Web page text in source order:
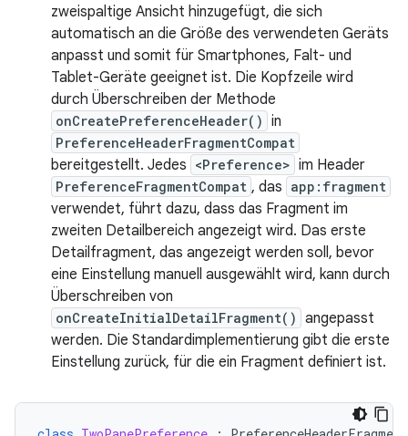
zweispaltige Ansicht hinzugefügt, die sich
automatisch an die Größe des verwendeten Geräts
anpasst und somit für Smartphones, Falt- und
Tablet-Geräte geeignet ist. Die Kopfzeile wird
durch Überschreiben der Methode
onCreatePreferenceHeader() in
PreferenceHeaderFragmentCompat
bereitgestellt. Jedes <Preference> im Header
PreferenceFragmentCompat , das app:fragment
verwendet, führt dazu, dass das Fragment im
zweiten Detailbereich angezeigt wird. Das erste
Detailfragment, das angezeigt werden soll, bevor
eine Einstellung manuell ausgewählt wird, kann durch
Überschreiben von
onCreateInitialDetailFragment() angepasst
werden. Die Standardimplementierung gibt die erste
Einstellung zurück, für die ein Fragment definiert ist.